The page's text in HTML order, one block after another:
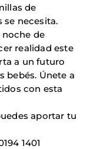
de
se necesita.
noche de
realidad este
a un futuro
bebés. Únete a
con esta
aportar tu
1401